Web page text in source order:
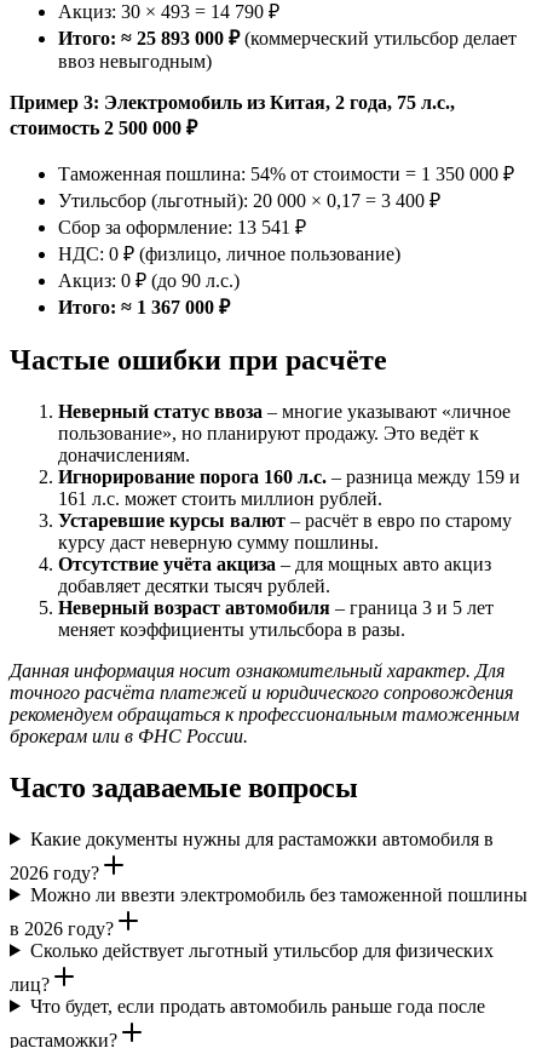
Акциз: 30 × 493 = 14 790 ₽
Итого: ≈ 25 893 000 ₽(коммерческий утильсбор делает
ввоз невыгодным)
Пример 3: Электромобиль из Китая, 2 года, 75 л.с.,
стоимость 2 500 000 ₽
Таможенная пошлина: 54% от стоимости = 1 350 000 ₽
Утильсбор (льготный): 20 000 × 0,17 = 3 400 ₽
Сбор за оформление: 13 541 ₽
НДС: 0 ₽ (физлицо, личное пользование)
Акциз: 0 ₽ (до 90 л.с.)
Итого: ≈ 1 367 000 ₽
Частые ошибки при расчёте
Неверный статус ввоза – многие указывают «личное
пользование», но планируют продажу. Это ведёт к
доначислениям.
Игнорирование порога 160 л.с. – разница между 159 и
161 л.с. может стоить миллион рублей.
Устаревшие курсы валют – расчёт в евро по старому
курсу даст неверную сумму пошлины.
Отсутствие учёта акциза – для мощных авто акциз
добавляет десятки тысяч рублей.
Неверный возраст автомобиля – граница 3 и 5 лет
меняет коэффициенты утильсбора в разы.
Данная информация носит ознакомительный характер. Для
точного расчёта платежей и юридического сопровождения
рекомендуем обращаться к профессиональным таможенным
брокерам или в ФНС России.
Часто задаваемые вопросы
Какие документы нужны для растаможки автомобиля в
2026 году?
Можно ли ввезти электромобиль без таможенной пошлины
в 2026 году?
Сколько действует льготный утильсбор для физических
лиц?
Что будет, если продать автомобиль раньше года после
растаможки?